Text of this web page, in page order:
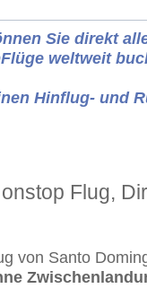
Sie direkt
weltweit
Hinflug- und
Flug,
von Santo